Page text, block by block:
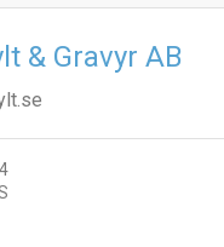
& Gravyr AB